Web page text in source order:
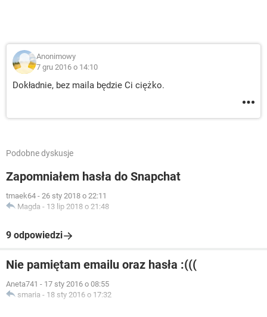
Anonimowy
7 gru 2016 o 14:10
Dokładnie, bez maila będzie Ci ciężko.
Podobne dyskusje
Zapomniałem hasła do Snapchat
tmaek64 - 26 sty 2018 o 22:11
Magda - 13 lip 2018 o 21:48
9 odpowiedzi
Nie pamiętam emailu oraz hasła :(((
Aneta741 - 17 sty 2016 o 08:55
smaria - 18 sty 2016 o 17:32